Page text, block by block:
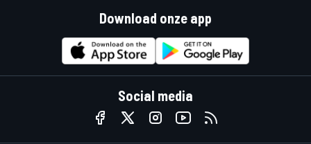
Download onze app
Social media